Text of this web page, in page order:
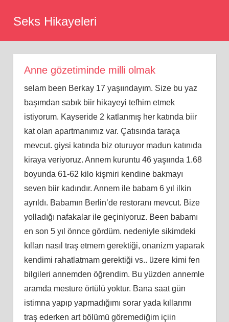
Seks Hikayeleri
Anne gözetiminde milli olmak
selam been Berkay 17 yaşıındayım. Size bu yaz
başımdan sabık biir hikayeyi tefhim etmek
istiyorum. Kayseride 2 katlanmış her katında biir
kat olan apartmanımız var. Çatısında taraça
mevcut. giysi katında biz oturuyor madun katınıda
kiraya veriyoruz. Annem kuruntu 46 yaşıında 1.68
boyunda 61-62 kilo kişmiri kendine bakmayı
seven biir kadındır. Annem ile babam 6 yıl ilkin
ayrıldı. Babamın Berlin’de restoranı mevcut. Bize
yolladığı nafakalar ile geçiniyoruz. Been babamı
en son 5 yıl önnce gördüm. nedeniyle sikimdeki
kılları nasıl traş etmem gerektiği, onanizm yaparak
kendimi rahatlatmam gerektiği vs.. üzere kimi fen
bilgileri annemden öğrendim. Bu yüzden annemle
aramda mesture örtülü yoktur. Bana saat gün
istimna yapıp yapmadığımı sorar yada kıllarımı
traş ederken art bölümü göremediğim içiin